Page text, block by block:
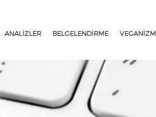
ANALİZLER BELGELENDİRME VEGANİZM